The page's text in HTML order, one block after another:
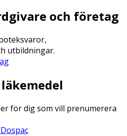
och företag
utbildningar.
för dig som vill prenumerera